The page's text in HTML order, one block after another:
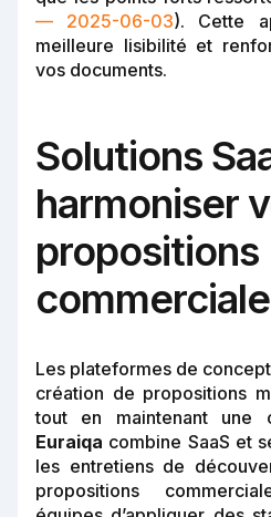
— 2025-06-03). Cette
meilleure lisibilité et
vos documents.
Solutions
harmoniser
propositions
Les plateformes de
création de propositions
tout en maintenant une
Euraiqa combine SaaS et
les entretiens de
propositions